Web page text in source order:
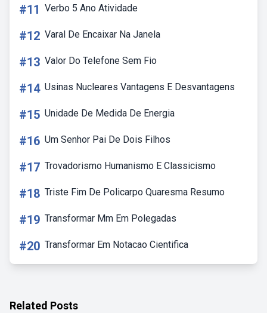
#11 Verbo 5 Ano Atividade
#12 Varal De Encaixar Na Janela
#13 Valor Do Telefone Sem Fio
#14 Usinas Nucleares Vantagens E Desvantagens
#15 Unidade De Medida De Energia
#16 Um Senhor Pai De Dois Filhos
#17 Trovadorismo Humanismo E Classicismo
#18 Triste Fim De Policarpo Quaresma Resumo
#19 Transformar Mm Em Polegadas
#20 Transformar Em Notacao Cientifica
Related Posts